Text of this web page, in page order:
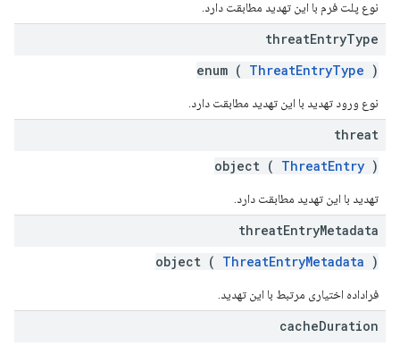
نوع پلت فرم با این تهدید مطابقت دارد.
threatEntryType
enum ( ThreatEntryType )
نوع ورود تهدید با این تهدید مطابقت دارد.
threat
object ( ThreatEntry )
تهدید با این تهدید مطابقت دارد.
threatEntryMetadata
object ( ThreatEntryMetadata )
فراداده اختیاری مرتبط با این تهدید.
cacheDuration